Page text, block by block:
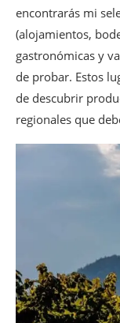
encontrarás mi
(alojamientos,
gastronómicas y
de probar. Estos
de descubrir
regionales que